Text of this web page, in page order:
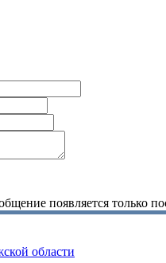
появляется только
области